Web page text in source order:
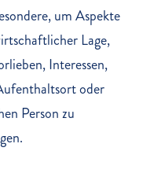
um Aspekte
Lage,
Interessen,
oder
Person zu